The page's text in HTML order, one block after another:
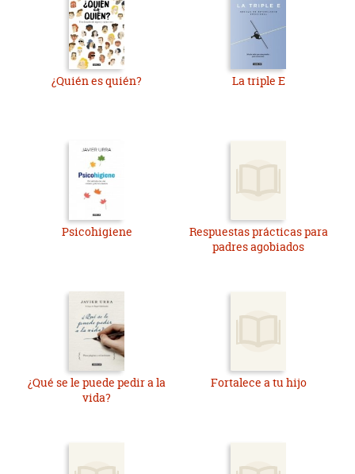
¿Quién es quién? La triple E
Psicohigiene
Respuestas prácticas para
padres agobiados
¿Qué se le puede pedir a la
vida?
Fortalece a tu hijo